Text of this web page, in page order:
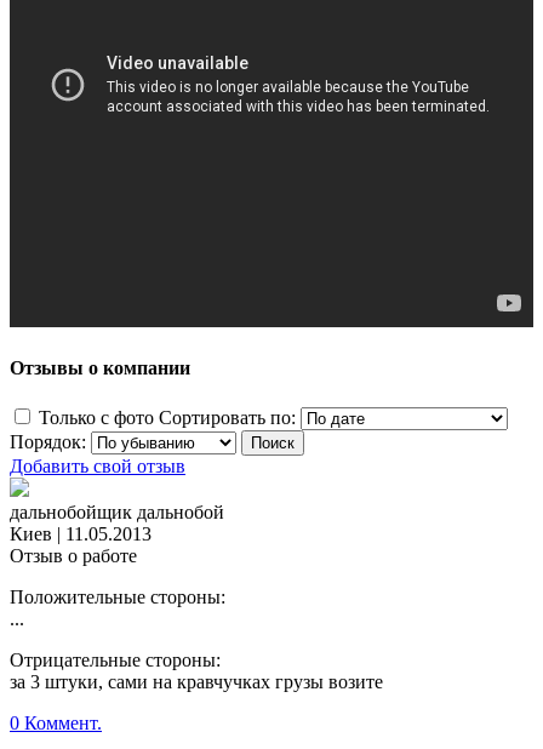
Отзывы о компании
Только с фото Сортировать по:
Порядок:
Добавить свой отзыв
дальнобойщик дальнобой
Киев | 11.05.2013
Отзыв о работе
Положительные стороны:
...
Отрицательные стороны:
за 3 штуки, сами на кравчучках грузы возите
0 Коммент.